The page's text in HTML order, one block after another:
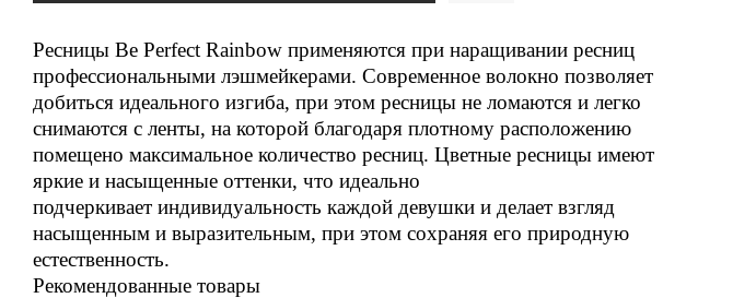
Ресницы Be Perfect Rainbow применяются при наращивании ресниц
профессиональными лэшмейкерами. Современное волокно позволяет
добиться идеального изгиба, при этом ресницы не ломаются и легко
снимаются с ленты, на которой благодаря плотному расположению
помещено максимальное количество ресниц. Цветные ресницы имеют
яркие и насыщенные оттенки, что идеально
подчеркивает индивидуальность каждой девушки и делает взгляд
насыщенным и выразительным, при этом сохраняя его природную
естественность.
Рекомендованные товары